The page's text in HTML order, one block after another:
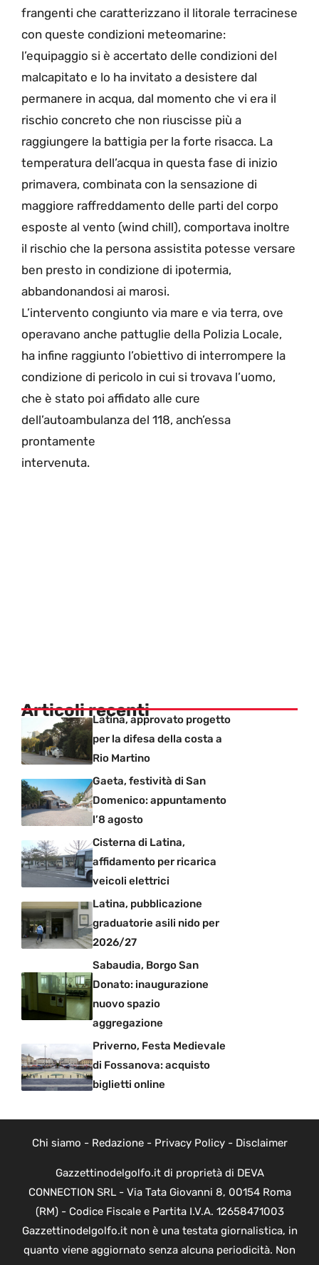
frangenti che caratterizzano il litorale terracinese
con queste condizioni meteomarine:
l’equipaggio si è accertato delle condizioni del
malcapitato e lo ha invitato a desistere dal
permanere in acqua, dal momento che vi era il
rischio concreto che non riuscisse più a
raggiungere la battigia per la forte risacca. La
temperatura dell’acqua in questa fase di inizio
primavera, combinata con la sensazione di
maggiore raffreddamento delle parti del corpo
esposte al vento (wind chill), comportava inoltre
il rischio che la persona assistita potesse versare
ben presto in condizione di ipotermia,
abbandonandosi ai marosi.
L’intervento congiunto via mare e via terra, ove
operavano anche pattuglie della Polizia Locale,
ha infine raggiunto l’obiettivo di interrompere la
condizione di pericolo in cui si trovava l’uomo,
che è stato poi affidato alle cure
dell’autoambulanza del 118, anch’essa
prontamente
intervenuta.
Articoli recentiLatina, approvato progetto
per la difesa della costa a
Rio Martino
Gaeta, festività di San
Domenico: appuntamento
l’8 agosto
Cisterna di Latina,
affidamento per ricarica
veicoli elettrici
Latina, pubblicazione
graduatorie asili nido per
2026/27
Sabaudia, Borgo San
Donato: inaugurazione
nuovo spazio
aggregazione
Priverno, Festa Medievale
di Fossanova: acquisto
biglietti online
Chi siamo - Redazione- Privacy Policy- Disclaimer
Gazzettinodelgolfo.it di proprietà di DEVA
CONNECTION SRL - Via Tata Giovanni 8, 00154 Roma
(RM) - Codice Fiscale e Partita I.V.A. 12658471003
Gazzettinodelgolfo.it non è una testata giornalistica, in
quanto viene aggiornato senza alcuna periodicità. Non